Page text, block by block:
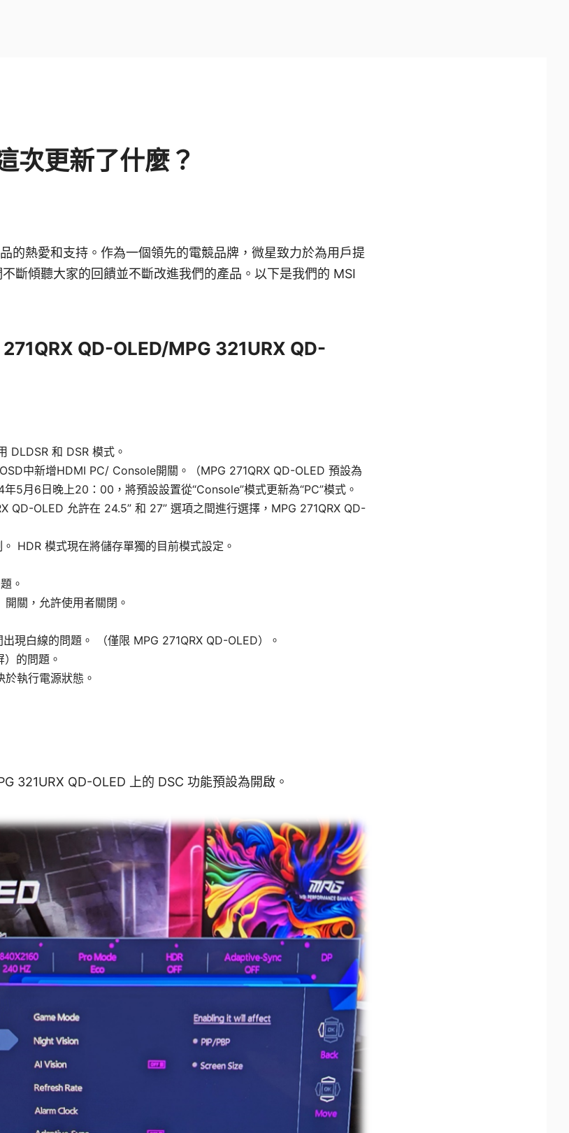
次更新了什麼？
的熱愛和支持。作為一個領先的電競品牌，微星致力於為用戶提
斷傾聽大家的回饋並不斷改進我們的產品。以下是我們的 MSI
QD-OLED/MPG 321URX QD-
DLDSR 和 DSR 模式。
中新增HDMI PC/ Console開關。（MPG 271QRX QD-OLED 預設為
5月6日晚上20：00，將預設設置從“Console”模式更新為“PC”模式。
QD-OLED 允許在 24.5” 和 27” 選項之間進行選擇，MPG 271QRX QD-
HDR 模式現在將儲存單獨的目前模式設定。
。
關，允許使用者關閉。
現白線的問題。 （僅限 MPG 271QRX QD-OLED）。
的問題。
執行電源狀態。
321URX QD-OLED 上的 DSC 功能預設為開啟。